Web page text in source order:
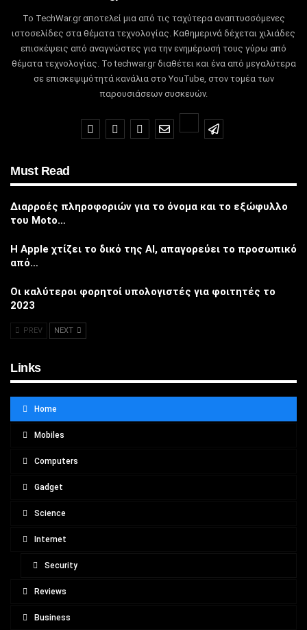
Το TechWar.gr αποτελεί μια από τις ταχύτερα αναπτυσσόμενες
ιστοσελίδες στα θέματα τεχνολογίας. Καθημερινά δέχεται χιλιάδες
επισκέψεις από αναγνώστες για την ενημέρωσή τους γύρω από
θέματα τεχνολογίας. Το techwar.gr διαθέτει και ένα από μεγαλύτερα
σε επισκεψιμότητά κανάλια στο YouTube, στον τομέα των
παρουσιάσεων συσκευών.
Must Read
Διαρροές πληροφοριών για το όνομα και το εξώφυλλο
του Moto…
Η Apple χτίζει το δικό της AI, απαγορεύει το προσωπικό
από…
Οι καλύτεροι φορητοί υπολογιστές για φοιτητές το
2023
PREV NEXT
Links
Home
Mobiles
Computers
Gadget
Science
Internet
Security
Reviews
Business